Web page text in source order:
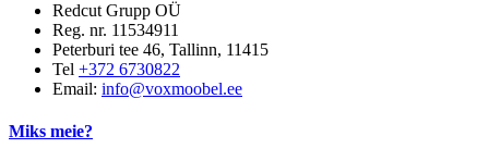
Redcut Grupp OÜ
Reg. nr. 11534911
Peterburi tee 46, Tallinn, 11415
Tel +372 6730822
Email: info@voxmoobel.ee
Miks meie?